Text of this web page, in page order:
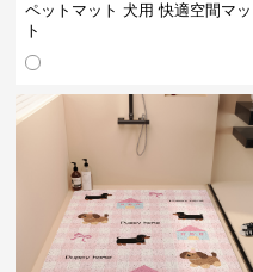
ペットマット 犬用 快適空間マッ
ト